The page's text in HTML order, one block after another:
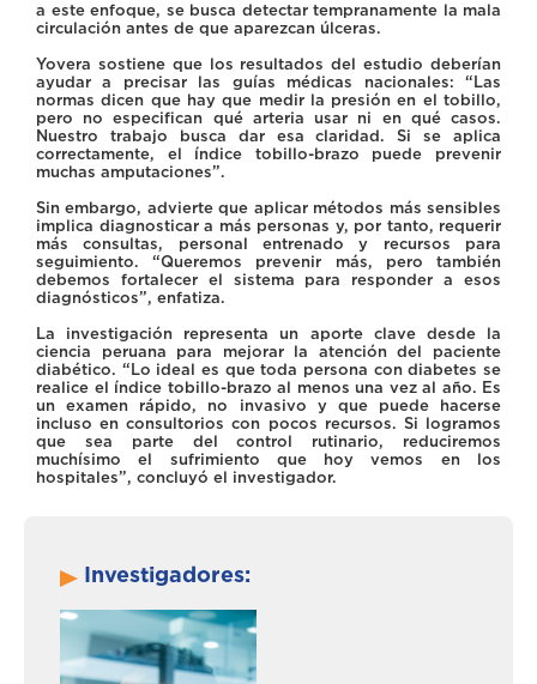
a este enfoque, se busca detectar tempranamente la mala
circulación antes de que aparezcan úlceras.
Yovera sostiene que los resultados del estudio deberían
ayudar a precisar las guías médicas nacionales: “Las
normas dicen que hay que medir la presión en el tobillo,
pero no especifican qué arteria usar ni en qué casos.
Nuestro trabajo busca dar esa claridad. Si se aplica
correctamente, el índice tobillo-brazo puede prevenir
muchas amputaciones”.
Sin embargo, advierte que aplicar métodos más sensibles
implica diagnosticar a más personas y, por tanto, requerir
más consultas, personal entrenado y recursos para
seguimiento. “Queremos prevenir más, pero también
debemos fortalecer el sistema para responder a esos
diagnósticos”, enfatiza.
La investigación representa un aporte clave desde la
ciencia peruana para mejorar la atención del paciente
diabético. “Lo ideal es que toda persona con diabetes se
realice el índice tobillo-brazo al menos una vez al año. Es
un examen rápido, no invasivo y que puede hacerse
incluso en consultorios con pocos recursos. Si logramos
que sea parte del control rutinario, reduciremos
muchísimo el sufrimiento que hoy vemos en los
hospitales”, concluyó el investigador.
Investigadores: